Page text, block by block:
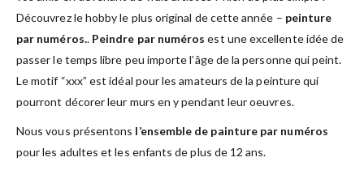
Découvrez le hobby le plus original de cette année – peinture
par numéros.. Peindre par numéros est une excellente idée de
passer le temps libre peu importe l’âge de la personne qui peint.
Le motif “xxx” est idéal pour les amateurs de la peinture qui
pourront décorer leur murs en y pendant leur oeuvres.
Nous vous présentons l’ensemble de painture par numéros
pour les adultes et les enfants de plus de 12 ans.